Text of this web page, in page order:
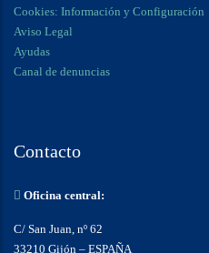
Cookies: Información y Configuración
Aviso Legal
Ayudas
Canal de denuncias
Contacto
Oficina central:
C/ San Juan, nº 62
33210 Gijón – ESPAÑA